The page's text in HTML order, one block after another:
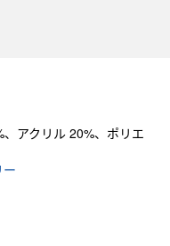
アクリル 20%、ポリエ
ー